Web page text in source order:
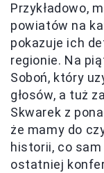
Przykładowo,
powiatów na
pokazuje ich
regionie. Na
Soboń, który
głosów, a tuż
Skwarek z
że mamy do
historii, co sam
ostatniej